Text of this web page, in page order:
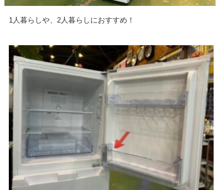
1人暮らしや、2人暮らしにおすすめ！